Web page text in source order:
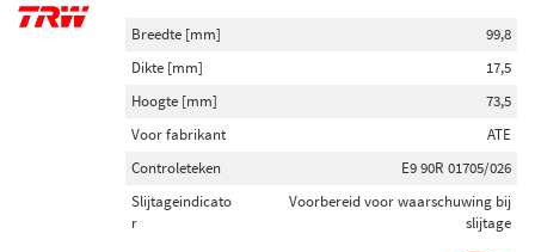
Breedte [mm]
99,8
Dikte [mm]
17,5
Hoogte [mm]
73,5
Voor fabrikant
ATE
Controleteken
E9 90R 01705/026
Slijtageindicato
r
Voorbereid voor waarschuwing bij
slijtage